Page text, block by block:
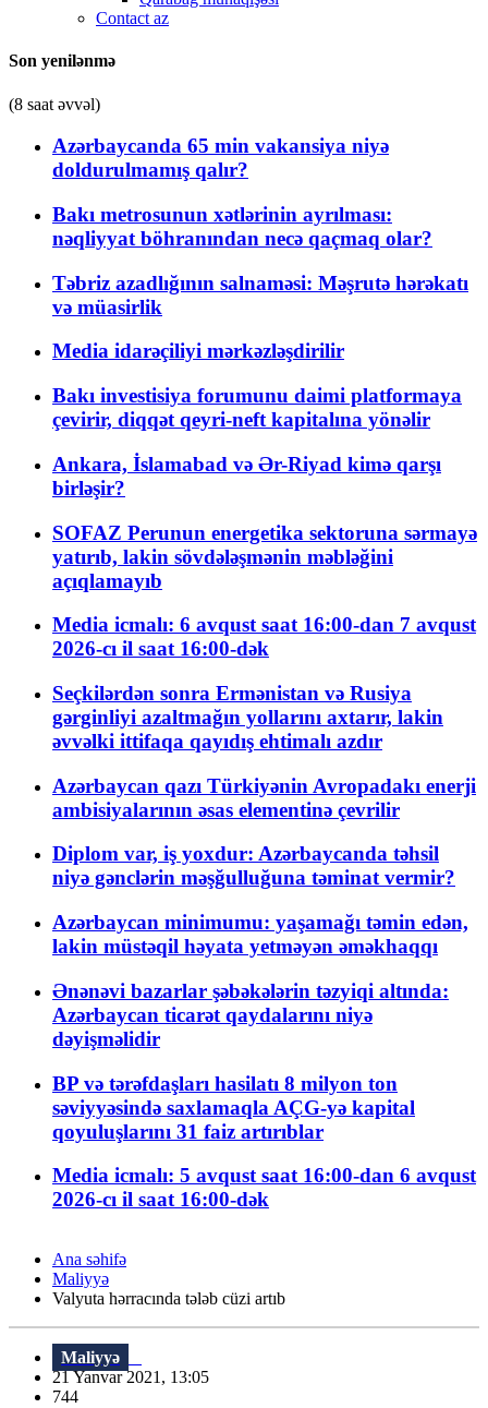
Contact az
Son yenilənmə
(8 saat əvvəl)
Azərbaycanda 65 min vakansiya niyə
doldurulmamış qalır?
Bakı metrosunun xətlərinin ayrılması:
nəqliyyat böhranından necə qaçmaq olar?
Təbriz azadlığının salnaməsi: Məşrutə hərəkatı
və müasirlik
Media idarəçiliyi mərkəzləşdirilir
Bakı investisiya forumunu daimi platformaya
çevirir, diqqət qeyri-neft kapitalına yönəlir
Ankara, İslamabad və Ər-Riyad kimə qarşı
birləşir?
SOFAZ Perunun energetika sektoruna sərmayə
yatırıb, lakin sövdələşmənin məbləğini
açıqlamayıb
Media icmalı: 6 avqust saat 16:00-dan 7 avqust
2026-cı il saat 16:00-dək
Seçkilərdən sonra Ermənistan və Rusiya
gərginliyi azaltmağın yollarını axtarır, lakin
əvvəlki ittifaqa qayıdış ehtimalı azdır
Azərbaycan qazı Türkiyənin Avropadakı enerji
ambisiyalarının əsas elementinə çevrilir
Diplom var, iş yoxdur: Azərbaycanda təhsil
niyə gənclərin məşğulluğuna təminat vermir?
Azərbaycan minimumu: yaşamağı təmin edən,
lakin müstəqil həyata yetməyən əməkhaqqı
Ənənəvi bazarlar şəbəkələrin təzyiqi altında:
Azərbaycan ticarət qaydalarını niyə
dəyişməlidir
BP və tərəfdaşları hasilatı 8 milyon ton
səviyyəsində saxlamaqla AÇG-yə kapital
qoyuluşlarını 31 faiz artırıblar
Media icmalı: 5 avqust saat 16:00-dan 6 avqust
2026-cı il saat 16:00-dək
Ana səhifə
Maliyyə
Valyuta hərracında tələb cüzi artıb
Maliyyə
21 Yanvar 2021, 13:05
744